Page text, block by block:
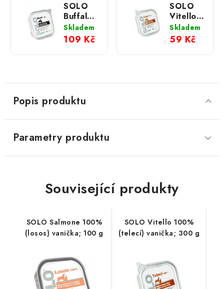
SOLO
Buffalo
100%
(bůvol)
vanička;
300 g
Skladem
109 Kč
SOLO
Vitello
100%
(telecí)
vanička;
100 g
Skladem
59 Kč
Popis produktu
Parametry produktu
Související produkty
SOLO Salmone 100%
(losos) vanička; 100 g
SOLO Vitello 100%
(telecí) vanička; 300 g